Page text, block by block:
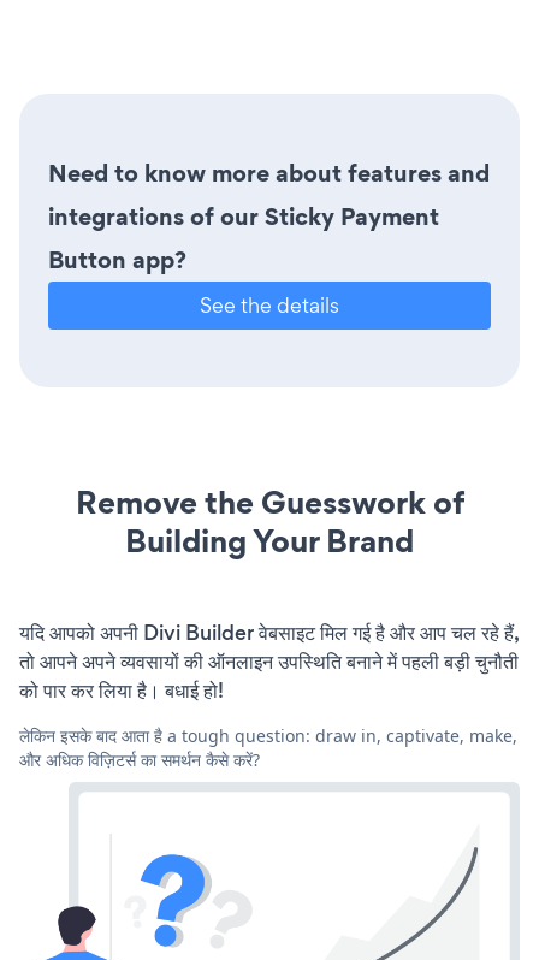
Need to know more about features and
integrations of our Sticky Payment
Button app?
See the details
Remove the Guesswork of
Building Your Brand
यदि आपको अपनी Divi Builder वेबसाइट मिल गई है और आप चल रहे हैं,
तो आपने अपने व्यवसायों की ऑनलाइन उपस्थिति बनाने में पहली बड़ी चुनौती
को पार कर लिया है। बधाई हो!
लेकिन इसके बाद आता है a tough question: draw in, captivate, make,
और अधिक विज़िटर्स का समर्थन कैसे करें?